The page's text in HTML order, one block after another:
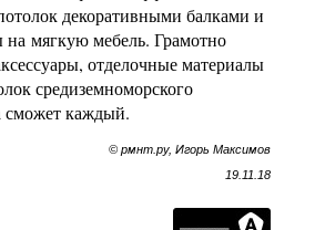
декоративными балками и
мягкую мебель. Грамотно
отделочные материалы
средиземноморского
сможет каждый.
© рмнт.ру, Игорь Максимов
19.11.18